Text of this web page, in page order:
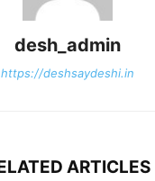
desh_admin
https://deshsaydeshi.in
ARTICLES